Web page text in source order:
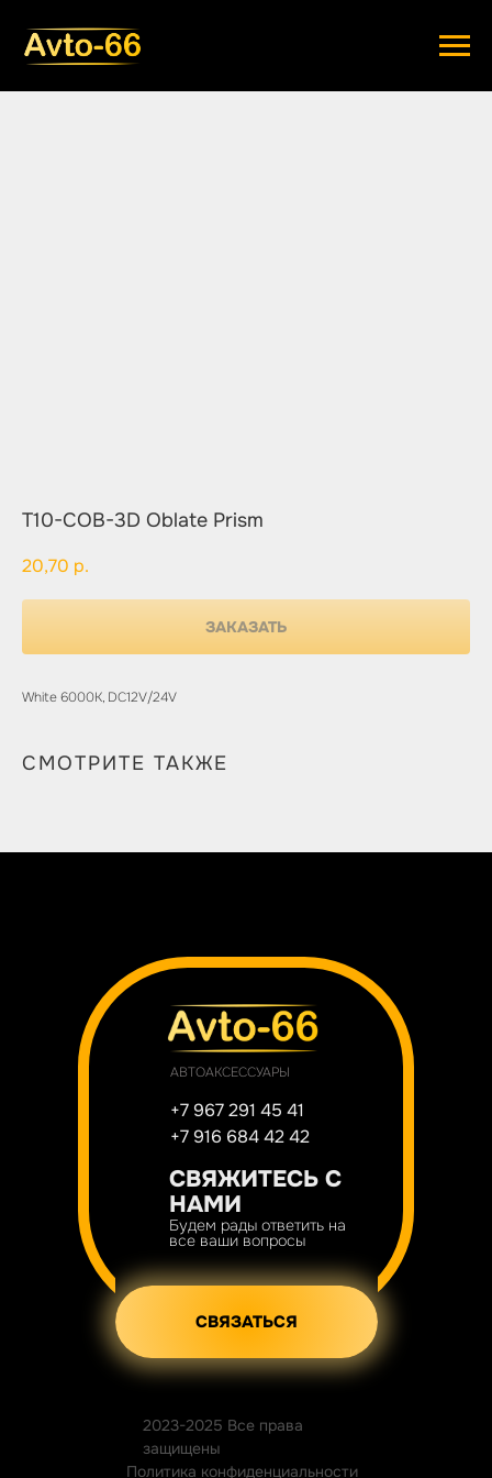
T10-COB-3D Oblate Prism
20,70 р.
ЗАКАЗАТЬ
White 6000K, DC12V/24V
СМОТРИТЕ ТАКЖЕ
2023-2025 Все права
защищены
Политика конфиденциальности
СВЯЗАТЬСЯ
Будем рады ответить на
все ваши вопросы
СВЯЖИТЕСЬ С
НАМИ
АВТОАКСЕССУАРЫ
+7 967 291 45 41
+7 916 684 42 42